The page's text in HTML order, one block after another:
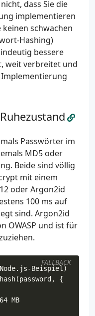
dass Sie die
implementieren
keinen schwachen
Hashing)
bessere
weit verbreitet und
Passwörter im
MD5 oder
Beide sind völlig
mit einem
oder Argon2id
100 ms auf
sind. Argon2id
OWASP und ist für
FALLBACK